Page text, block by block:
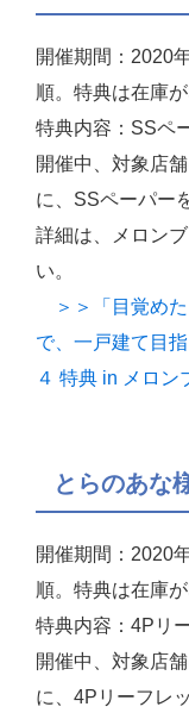
開催期間：
順。特典は在庫
特典内容：SSペ
開催中、対象店
に、SSペーパー
詳細は、メロン
い。
＞＞「目覚めた
で、一戸建て目
４ 特典 in メロン
とらのあな
開催期間：
順。特典は在庫
特典内容：4Pリ
開催中、対象店
に、4Pリーフレ